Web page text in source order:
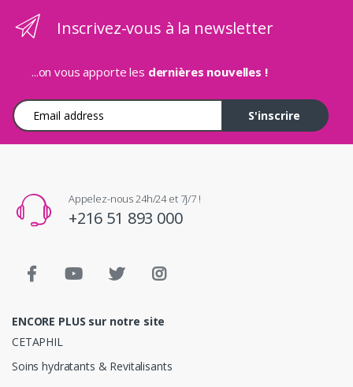
Inscrivez-vous à la newsletter
...on vous apporte les dernières nouvelles !
Adresse e-mail
S'inscrire
Appelez-nous 24h/24 et 7j/7 !
+216 51 893 000
ENCORE PLUS sur notre site
CETAPHIL
Soins hydratants & Revitalisants